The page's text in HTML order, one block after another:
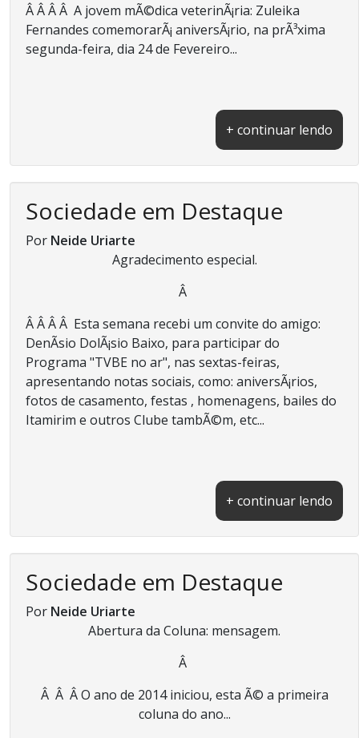
Â Â Â Â A jovem mÃ©dica veterinÃ¡ria: Zuleika
Fernandes comemorarÃ¡ aniversÃ¡rio, na prÃ³xima
segunda-feira, dia 24 de Fevereiro...
+ continuar lendo
Sociedade em Destaque
Por Neide Uriarte
Agradecimento especial.
Â
Â Â Â Â Esta semana recebi um convite do amigo:
DenÃ­sio DolÃ¡sio Baixo, para participar do
Programa "TVBE no ar", nas sextas-feiras,
apresentando notas sociais, como: aniversÃ¡rios,
fotos de casamento, festas , homenagens, bailes do
Itamirim e outros Clube tambÃ©m, etc...
+ continuar lendo
Sociedade em Destaque
Por Neide Uriarte
Abertura da Coluna: mensagem.
Â
Â Â Â O ano de 2014 iniciou, esta Ã© a primeira
coluna do ano...